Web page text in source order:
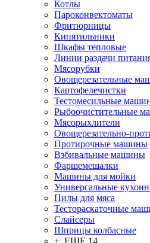
Котлы
Пароконвектоматы
Фритюрницы
Кипятильники
Шкафы тепловые
Линии раздачи
Мясорубки
Овощерезательные
Картофелечистки
Тестомесильные
Рыбоочистительные
Мясорыхлители
Овощерезательно-
Протирочные машины
Взбивальные машины
Фаршемешалки
Машины для мойки
Универсальные
Пилы для мяса
Тестораскаточные
Слайсеры
Шприцы колбасные
+ ЕЩЕ 14